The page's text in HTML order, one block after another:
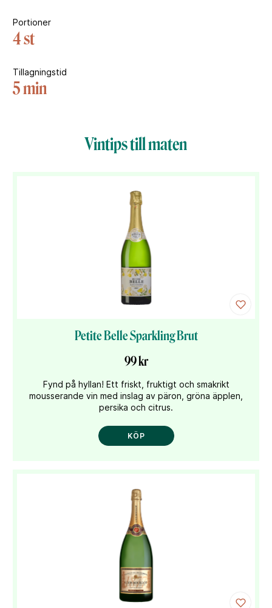
Portioner
4 st
Tillagningstid
5 min
Vintips till maten
Petite Belle Sparkling Brut
99 kr
Fynd på hyllan! Ett friskt, fruktigt och smakrikt
mousserande vin med inslag av päron, gröna äpplen,
persika och citrus.
KÖP